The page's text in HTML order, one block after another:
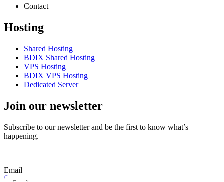
Contact
Hosting
Shared Hosting
BDIX Shared Hosting
VPS Hosting
BDIX VPS Hosting
Dedicated Server
Join our newsletter
Subscribe to our newsletter and be the first to know what’s
happening.
Email